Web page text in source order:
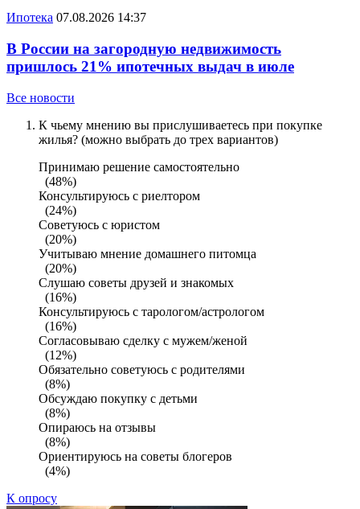
Ипотека 07.08.2026 14:37
В России на загородную недвижимость
пришлось 21% ипотечных выдач в июле
Все новости
К чьему мнению вы прислушиваетесь при покупке
жилья? (можно выбрать до трех вариантов)
Принимаю решение самостоятельно
(48%)
Консультируюсь с риелтором
(24%)
Советуюсь с юристом
(20%)
Учитываю мнение домашнего питомца
(20%)
Слушаю советы друзей и знакомых
(16%)
Консультируюсь с тарологом/астрологом
(16%)
Согласовываю сделку с мужем/женой
(12%)
Обязательно советуюсь с родителями
(8%)
Обсуждаю покупку с детьми
(8%)
Опираюсь на отзывы
(8%)
Ориентируюсь на советы блогеров
(4%)
К опросу